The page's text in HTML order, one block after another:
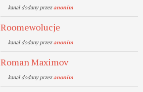
kanal dodany przezanonim
Roomewolucje
kanal dodany przezanonim
Roman Maximov
kanal dodany przezanonim